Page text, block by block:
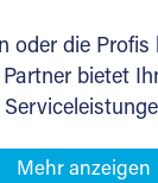
oder die Profis
bietet